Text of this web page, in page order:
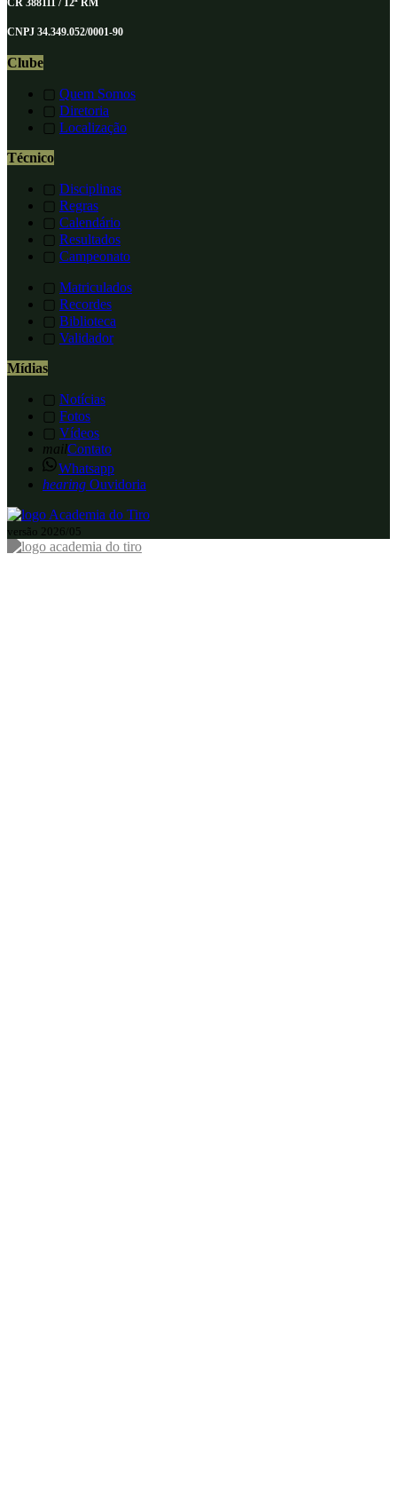
CR 388111 / 12ª RM
CNPJ 34.349.052/0001-90
Clube
▢ Quem Somos
▢ Diretoria
▢ Localização
Técnico
▢ Disciplinas
▢ Regras
▢ Calendário
▢ Resultados
▢ Campeonato
▢ Matriculados
▢ Recordes
▢ Biblioteca
▢ Validador
Mídias
▢ Notícias
▢ Fotos
▢ Vídeos
mailContato
Whatsapp
hearing Ouvidoria
versão 2026/05